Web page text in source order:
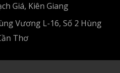
Giá, Kiên Giang
Vương L-16, Số 2 Hùng
Thơ